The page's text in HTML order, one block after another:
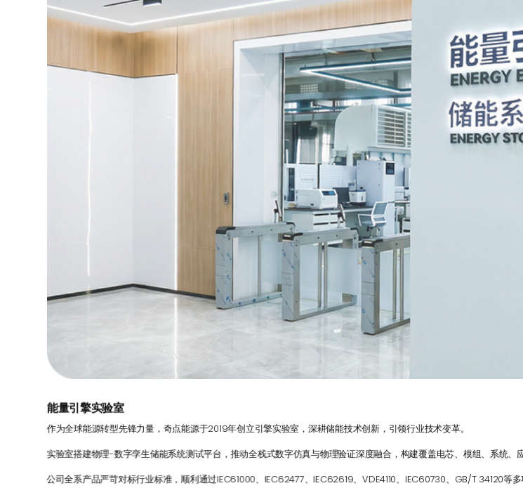
能量引擎实验室
作为全球能源转型先锋力量，奇点能源于2019年创立引擎实验室，深耕储能技术创新，引领行业技术变革。
实验室搭建物理-数字孪生储能系统测试平台，推动全栈式数字仿真与物理验证深度融合，构建覆盖电芯、模组、系统、
公司全系产品严苛对标行业标准，顺利通过IEC61000、IEC62477、IEC62619、VDE4110、IEC60730、GB/T 34120等